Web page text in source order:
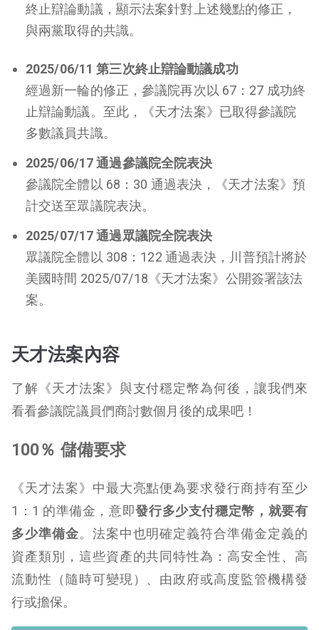
終止辯論動議，顯示法案針對上述幾點的修正，
與兩黨取得的共識。
2025/06/11 第三次終止辯論動議成功
經過新一輪的修正，參議院再次以 67：27 成功終
止辯論動議。至此，《天才法案》已取得參議院
多數議員共識。
2025/06/17 通過參議院全院表決
參議院全體以 68：30 通過表決，《天才法案》預
計交送至眾議院表決。
2025/07/17 通過眾議院全院表決
眾議院全體以 308：122 通過表決，川普預計將於
美國時間 2025/07/18《天才法案》公開簽署該法
案。
天才法案內容
了解《天才法案》與支付穩定幣為何後，讓我們來
看看參議院議員們商討數個月後的成果吧！
100％ 儲備要求
《天才法案》中最大亮點便為要求發行商持有至少
1：1 的準備金，意即發行多少支付穩定幣，就要有
多少準備金。法案中也明確定義符合準備金定義的
資產類別，這些資產的共同特性為：高安全性、高
流動性（隨時可變現）、由政府或高度監管機構發
行或擔保。